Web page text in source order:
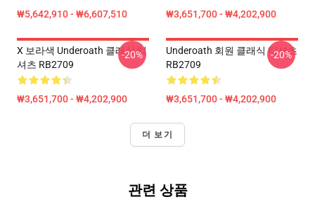
₩5,642,910 - ₩6,607,510 ₩3,651,700 - ₩4,202,900
X 보라색 Underoath 클래식 티
셔츠 RB2709
₩3,651,700 - ₩4,202,900
-20%
Underoath 회원 클래식 티셔츠
RB2709
₩3,651,700 - ₩4,202,900
-20%
더 보기
관련 상품